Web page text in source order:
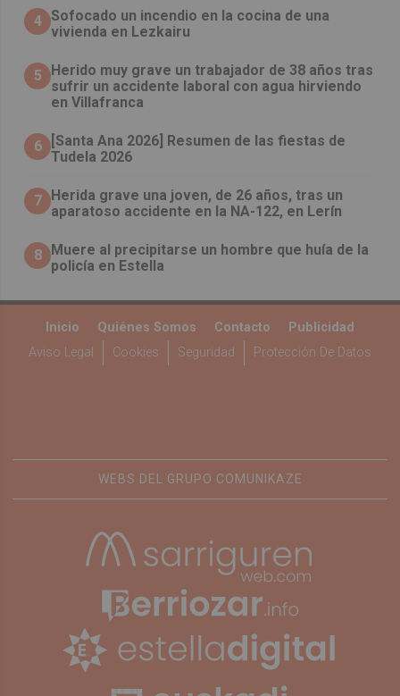
4 Sofocado un incendio en la cocina de una
vivienda en Lezkairu
5
Herido muy grave un trabajador de 38 años tras
sufrir un accidente laboral con agua hirviendo
en Villafranca
6
[Santa Ana 2026] Resumen de las fiestas de
Tudela 2026
7
Herida grave una joven, de 26 años, tras un
aparatoso accidente en la NA-122, en Lerín
8
Muere al precipitarse un hombre que huía de la
policía en Estella
Inicio Quiénes Somos Contacto
Publicidad
Aviso Legal
Cookies Seguridad Protección De Datos
WEBS DEL GRUPO COMUNIKAZE